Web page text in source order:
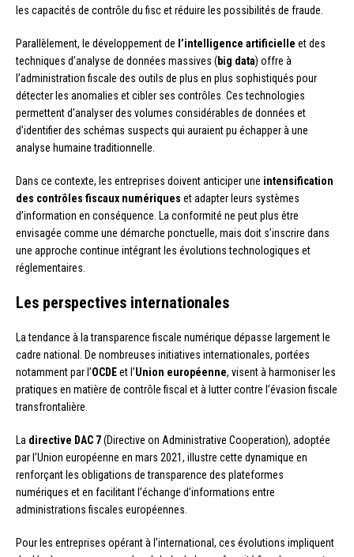
les capacités de contrôle du fisc et réduire les possibilités de fraude.
Parallèlement, le développement de l’intelligence artificielle et des
techniques d’analyse de données massives (big data) offre à
l’administration fiscale des outils de plus en plus sophistiqués pour
détecter les anomalies et cibler ses contrôles. Ces technologies
permettent d’analyser des volumes considérables de données et
d’identifier des schémas suspects qui auraient pu échapper à une
analyse humaine traditionnelle.
Dans ce contexte, les entreprises doivent anticiper une intensification
des contrôles fiscaux numériques et adapter leurs systèmes
d’information en conséquence. La conformité ne peut plus être
envisagée comme une démarche ponctuelle, mais doit s’inscrire dans
une approche continue intégrant les évolutions technologiques et
réglementaires.
Les perspectives internationales
La tendance à la transparence fiscale numérique dépasse largement le
cadre national. De nombreuses initiatives internationales, portées
notamment par l’OCDEet l’Union européenne, visent à harmoniser les
pratiques en matière de contrôle fiscal et à lutter contre l’évasion fiscale
transfrontalière.
La directive DAC 7(Directive on Administrative Cooperation), adoptée
par l’Union européenne en mars 2021, illustre cette dynamique en
renforçant les obligations de transparence des plateformes
numériques et en facilitant l’échange d’informations entre
administrations fiscales européennes.
Pour les entreprises opérant à l’international, ces évolutions impliquent